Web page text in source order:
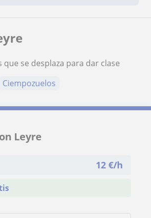
que se desplaza para dar clase
Ciempozuelos
Leyre
12 €/h